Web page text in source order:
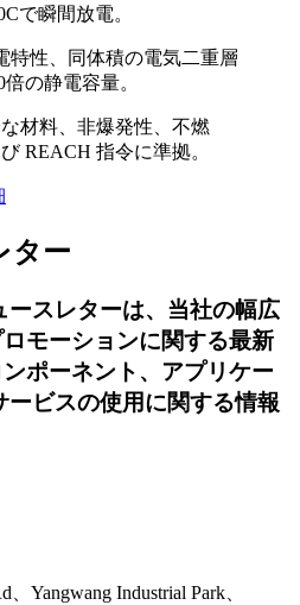
で瞬間放電。
性、同体積の電気二重層
の静電容量。
材料、非爆発性、不燃
REACH 指令に準拠。
ター
ースレターは、当社の幅広
モーションに関する最新
ポーネント、アプリケー
ービスの使用に関する情報
Yangwang Industrial Park、